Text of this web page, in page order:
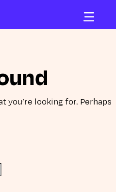
you’re looking for. Perhaps